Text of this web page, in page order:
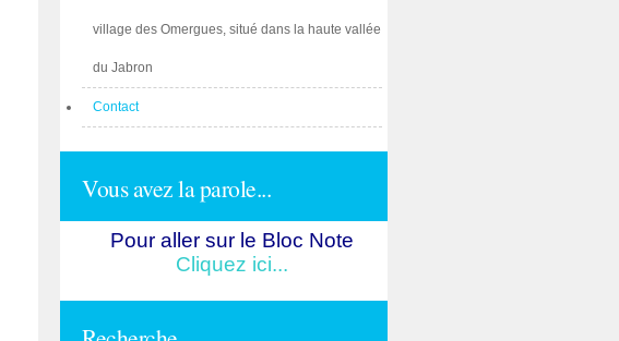
village des Omergues, situé dans la haute vallée
du Jabron
Contact
Vous avez la parole...
Pour aller sur le Bloc Note
Cliquez ici...